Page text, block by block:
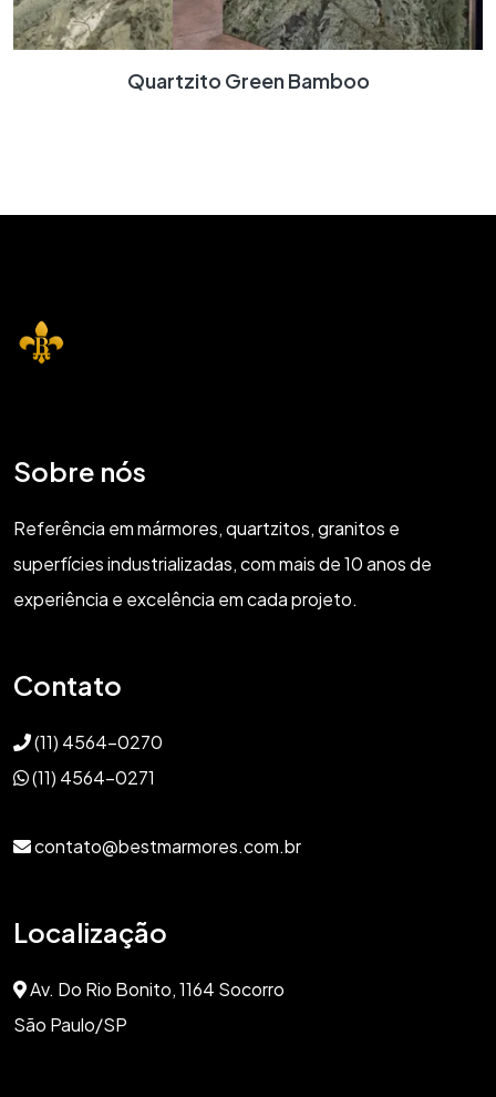
Quartzito Green Bamboo
Sobre nós
Referência em mármores, quartzitos, granitos e
superfícies industrializadas, com mais de 10 anos de
experiência e excelência em cada projeto.
Contato
(11) 4564-0270
(11) 4564-0271
contato@bestmarmores.com.br
Localização
Av. Do Rio Bonito, 1164 Socorro
São Paulo/SP